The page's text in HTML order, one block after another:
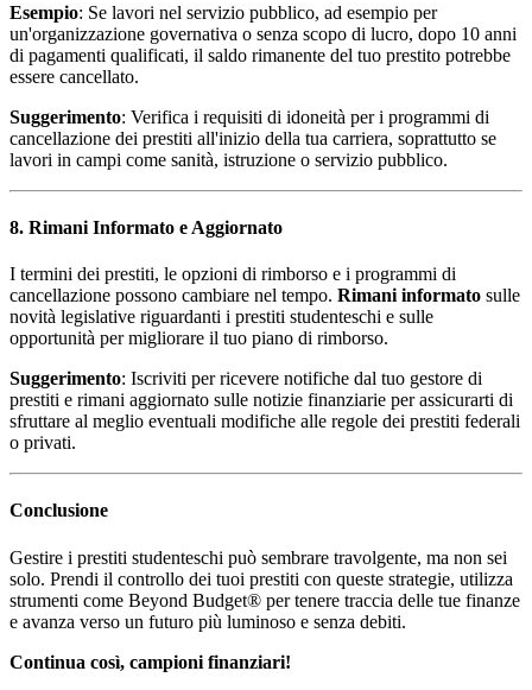
Esempio: Se lavori nel servizio pubblico, ad esempio per
un'organizzazione governativa o senza scopo di lucro, dopo 10 anni
di pagamenti qualificati, il saldo rimanente del tuo prestito potrebbe
essere cancellato.
Suggerimento: Verifica i requisiti di idoneità per i programmi di
cancellazione dei prestiti all'inizio della tua carriera, soprattutto se
lavori in campi come sanità, istruzione o servizio pubblico.
8. Rimani Informato e Aggiornato
I termini dei prestiti, le opzioni di rimborso e i programmi di
cancellazione possono cambiare nel tempo. Rimani informato sulle
novità legislative riguardanti i prestiti studenteschi e sulle
opportunità per migliorare il tuo piano di rimborso.
Suggerimento: Iscriviti per ricevere notifiche dal tuo gestore di
prestiti e rimani aggiornato sulle notizie finanziarie per assicurarti di
sfruttare al meglio eventuali modifiche alle regole dei prestiti federali
o privati.
Conclusione
Gestire i prestiti studenteschi può sembrare travolgente, ma non sei
solo. Prendi il controllo dei tuoi prestiti con queste strategie, utilizza
strumenti come Beyond Budget® per tenere traccia delle tue finanze
e avanza verso un futuro più luminoso e senza debiti.
Continua così, campioni finanziari!